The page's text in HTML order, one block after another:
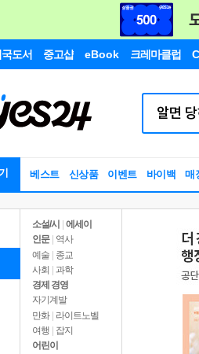
도서 중고샵 eBook 크레마클럽
베스트 신상품 이벤트 바이백 매
소설/시
에세이
인문
역사
예술 | 종교
사회 | 과학
경제 경영
자기계발
만화 | 라이트노벨
여행
잡지
어린이